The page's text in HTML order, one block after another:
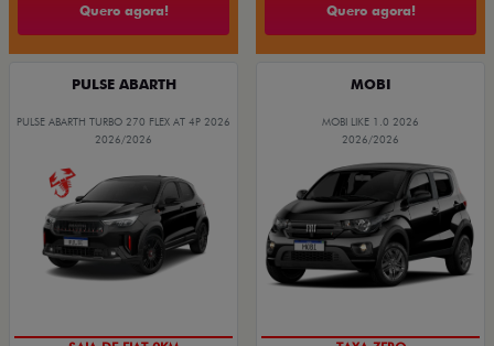
Quero agora! Quero agora!
PULSE ABARTH
PULSE ABARTH TURBO 270 FLEX AT 4P 2026
2026/2026
MOBI
MOBI LIKE 1.0 2026
2026/2026